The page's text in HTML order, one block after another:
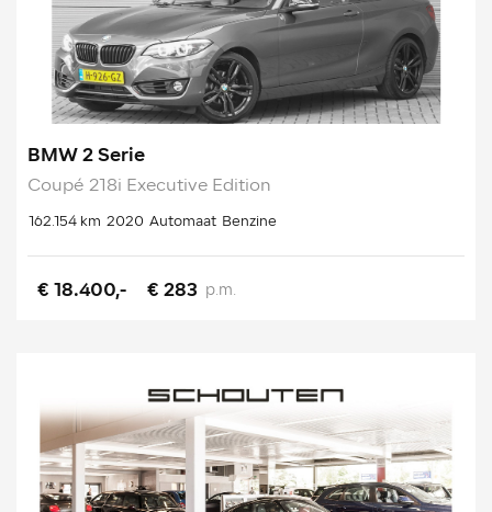
BMW 2 Serie
Coupé 218i Executive Edition
162.154 km 2020 Automaat Benzine
€ 18.400,- € 283 p.m.